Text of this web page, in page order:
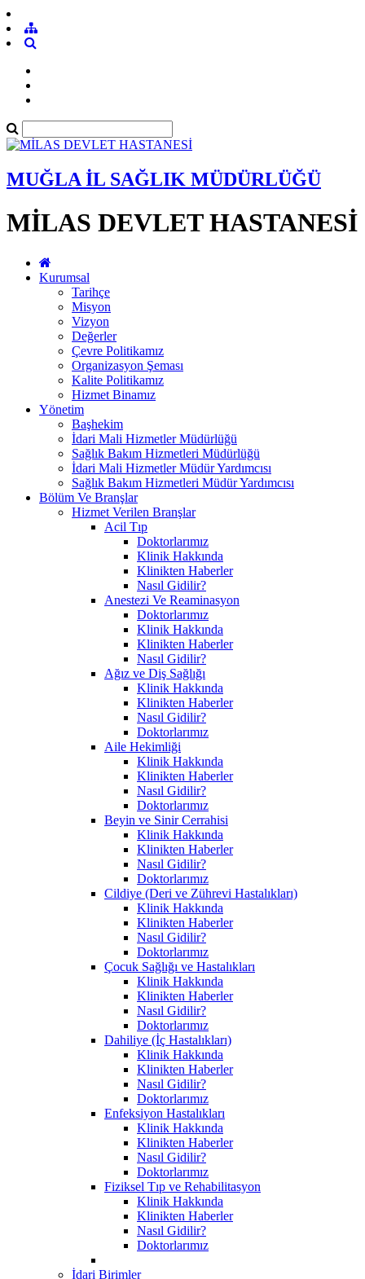
MUĞLA İL SAĞLIK MÜDÜRLÜĞÜ
MİLAS DEVLET HASTANESİ
Kurumsal
Tarihçe
Misyon
Vizyon
Değerler
Çevre Politikamız
Organizasyon Şeması
Kalite Politikamız
Hizmet Binamız
Yönetim
Başhekim
İdari Mali Hizmetler Müdürlüğü
Sağlık Bakım Hizmetleri Müdürlüğü
İdari Mali Hizmetler Müdür Yardımcısı
Sağlık Bakım Hizmetleri Müdür Yardımcısı
Bölüm Ve Branşlar
Hizmet Verilen Branşlar
Acil Tıp
Doktorlarımız
Klinik Hakkında
Klinikten Haberler
Nasıl Gidilir?
Anestezi Ve Reaminasyon
Doktorlarımız
Klinik Hakkında
Klinikten Haberler
Nasıl Gidilir?
Ağız ve Diş Sağlığı
Klinik Hakkında
Klinikten Haberler
Nasıl Gidilir?
Doktorlarımız
Aile Hekimliği
Klinik Hakkında
Klinikten Haberler
Nasıl Gidilir?
Doktorlarımız
Beyin ve Sinir Cerrahisi
Klinik Hakkında
Klinikten Haberler
Nasıl Gidilir?
Doktorlarımız
Cildiye (Deri ve Zührevi Hastalıkları)
Klinik Hakkında
Klinikten Haberler
Nasıl Gidilir?
Doktorlarımız
Çocuk Sağlığı ve Hastalıkları
Klinik Hakkında
Klinikten Haberler
Nasıl Gidilir?
Doktorlarımız
Dahiliye (İç Hastalıkları)
Klinik Hakkında
Klinikten Haberler
Nasıl Gidilir?
Doktorlarımız
Enfeksiyon Hastalıkları
Klinik Hakkında
Klinikten Haberler
Nasıl Gidilir?
Doktorlarımız
Fiziksel Tıp ve Rehabilitasyon
Klinik Hakkında
Klinikten Haberler
Nasıl Gidilir?
Doktorlarımız
İdari Birimler